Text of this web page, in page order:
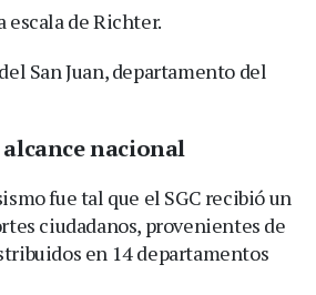
escala de Richter.
San Juan, departamento del
nacional
fue tal que el SGC recibió un
ciudadanos, provenientes de
en 14 departamentos